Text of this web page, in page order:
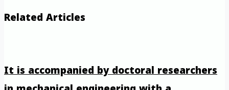
Related Articles
It is accompanied by doctoral researchers